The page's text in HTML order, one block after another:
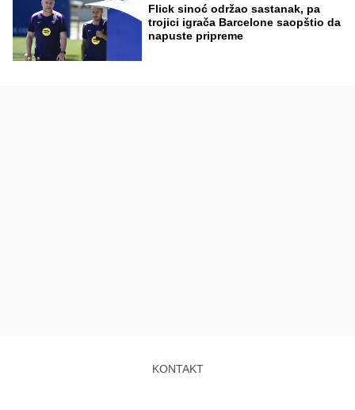
Flick sinoć održao sastanak, pa
trojici igrača Barcelone saopštio da
napuste pripreme
KONTAKT